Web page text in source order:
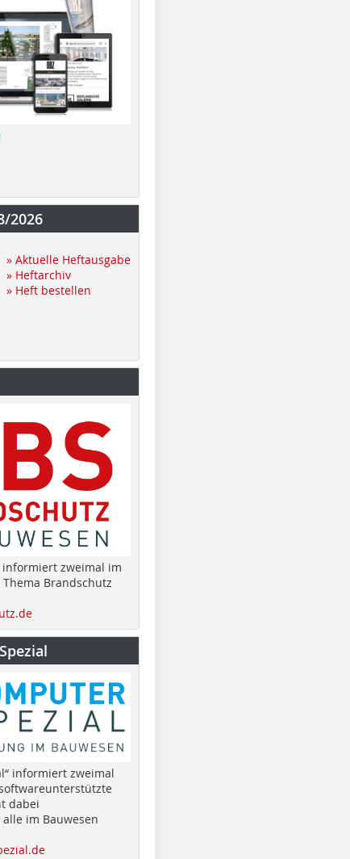
2026
» Aktuelle Heftausgabe
» Heftarchiv
» Heft bestellen
informiert zweimal im
Thema Brandschutz
informiert zweimal
dabei
alle im Bauwesen